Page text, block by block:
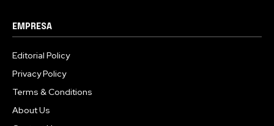
EMPRESA
Editorial Policy
Privacy Policy
Terms & Conditions
About Us